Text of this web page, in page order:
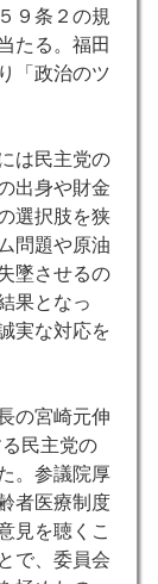
９条２の規
たる。福田
「政治のツ
は民主党の
出身や財金
選択肢を狭
問題や原油
墜させるの
果となっ
実な対応を
の宮崎元伸
民主党の
。参議院厚
者医療制度
見を聴くこ
で、委員会